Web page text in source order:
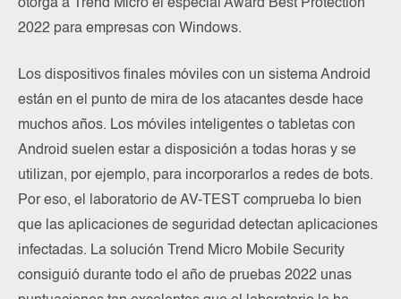
otorga a Trend Micro el especial Award Best Protection
2022 para empresas con Windows.
Los dispositivos finales móviles con un sistema Android
están en el punto de mira de los atacantes desde hace
muchos años. Los móviles inteligentes o tabletas con
Android suelen estar a disposición a todas horas y se
utilizan, por ejemplo, para incorporarlos a redes de bots.
Por eso, el laboratorio de AV-TEST comprueba lo bien
que las aplicaciones de seguridad detectan aplicaciones
infectadas. La solución Trend Micro Mobile Security
consiguió durante todo el año de pruebas 2022 unas